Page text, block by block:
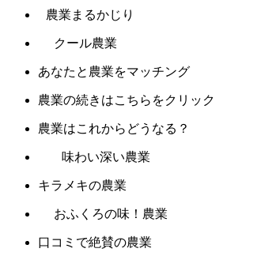
農業まるかじり
クール農業
あなたと農業をマッチング
農業の続きはこちらをクリック
農業はこれからどうなる？
味わい深い農業
キラメキの農業
おふくろの味！農業
口コミで絶賛の農業